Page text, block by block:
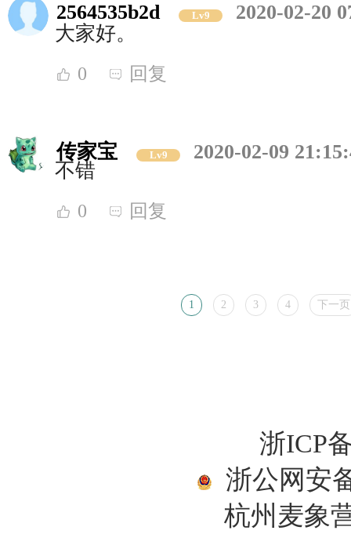
2564535b2d Lv9
2020-02-20
大家好。
0 回复
传家宝 Lv9
2020-02-09
不错
0 回复
1 2 3 4 下一页
浙ICP
浙公网安
杭州麦象